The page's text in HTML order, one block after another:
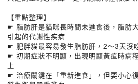
【重點整理】
☛ 脂肪肝是貓咪長時間未進食後，脂肪
引起的代謝性疾病
☛ 肥胖貓最容易發生脂肪肝，2～3天沒
☛ 初期症狀不明顯，出現明顯黃疸時病
上
☛ 治療關鍵在「重新進食」，但要小心